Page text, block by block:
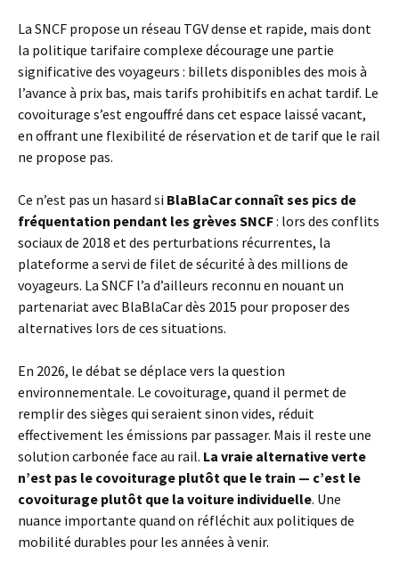
La SNCF propose un réseau TGV dense et rapide, mais dont
la politique tarifaire complexe décourage une partie
significative des voyageurs : billets disponibles des mois à
l’avance à prix bas, mais tarifs prohibitifs en achat tardif. Le
covoiturage s’est engouffré dans cet espace laissé vacant,
en offrant une flexibilité de réservation et de tarif que le rail
ne propose pas.
Ce n’est pas un hasard si BlaBlaCar connaît ses pics de
fréquentation pendant les grèves SNCF: lors des conflits
sociaux de 2018 et des perturbations récurrentes, la
plateforme a servi de filet de sécurité à des millions de
voyageurs. La SNCF l’a d’ailleurs reconnu en nouant un
partenariat avec BlaBlaCar dès 2015 pour proposer des
alternatives lors de ces situations.
En 2026, le débat se déplace vers la question
environnementale. Le covoiturage, quand il permet de
remplir des sièges qui seraient sinon vides, réduit
effectivement les émissions par passager. Mais il reste une
solution carbonée face au rail. La vraie alternative verte
n’est pas le covoiturage plutôt que le train — c’est le
covoiturage plutôt que la voiture individuelle. Une
nuance importante quand on réfléchit aux politiques de
mobilité durables pour les années à venir.